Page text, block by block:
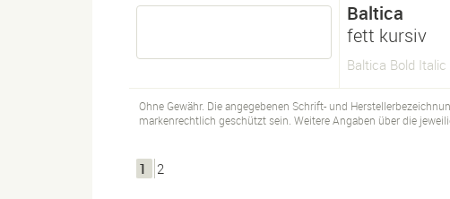
Baltica
fett kursiv
Baltica Bold Italic
Ohne Gewähr. Die angegebenen Schrift- und
markenrechtlich geschützt sein. Weitere Angaben über die
1 2